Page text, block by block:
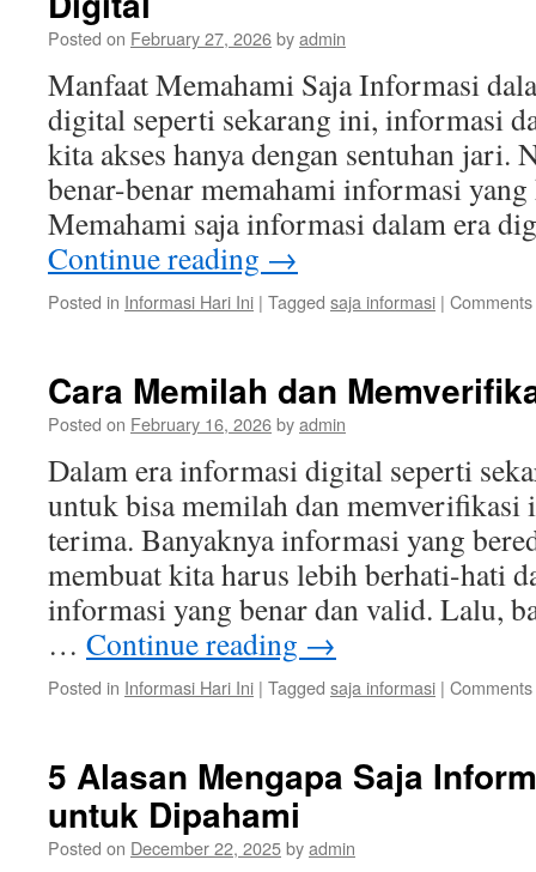
Posted on February 27, 2026byadmin
Manfaat Memahami Saja Informasi
digital seperti sekarang ini, informasi
kita akses hanya dengan sentuhan jari.
benar-benar memahami informasi
Memahami saja informasi dalam era
Continue reading →
Posted in Informasi Hari Ini | Tagged saja informasi |
Cara Memilah dan
Posted on February 16, 2026byadmin
Dalam era informasi digital seperti
untuk bisa memilah dan
terima. Banyaknya informasi yang
membuat kita harus lebih berhati-hati
informasi yang benar dan valid. Lalu,
… Continue reading →
Posted in Informasi Hari Ini | Tagged saja informasi |
5 Alasan Mengapa Saja
untuk Dipahami
Posted on December 22, 2025byadmin